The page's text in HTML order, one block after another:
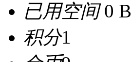
已用空间0 B
积分1